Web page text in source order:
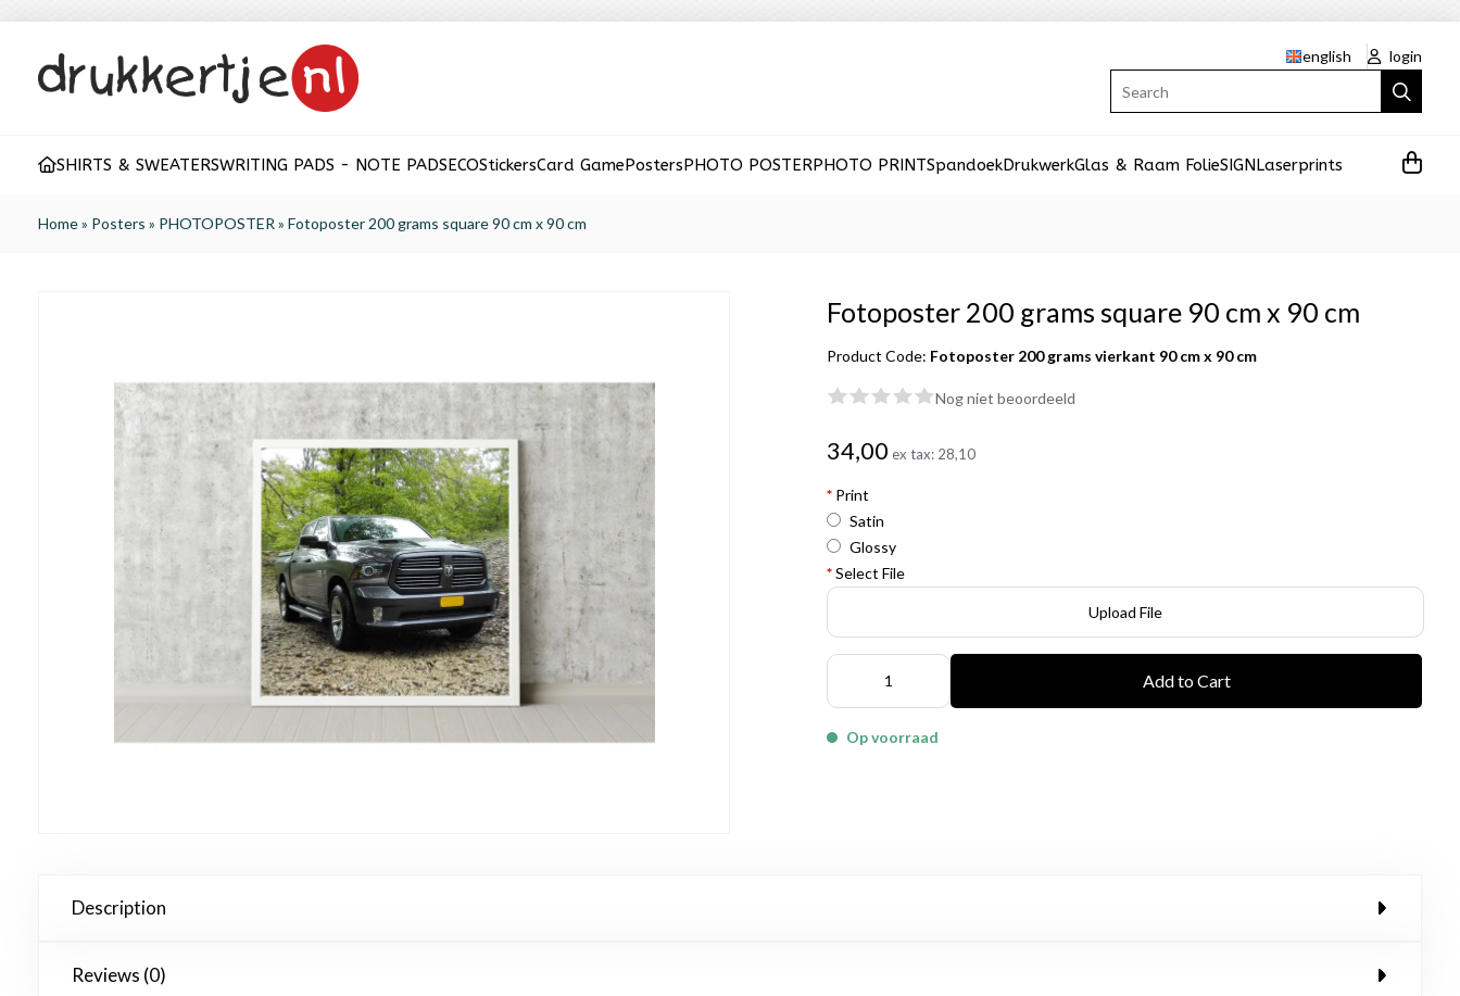
english
login
SHIRTS & SWEATERSWRITING PADS - NOTE PADSECOStickersCard GamePostersPHOTO POSTERPHOTO PRINTSpandoekDrukwerkGlas & Raam FolieSIGNLaserprints
Home» Posters » PHOTOPOSTER » Fotoposter 200 grams square 90 cm x 90 cm
Fotoposter 200 grams square 90 cm x 90 cm
Product Code: Fotoposter 200 grams vierkant 90 cm x 90 cm
Nog niet beoordeeld
34,00 ex tax: 28,10
* Print
Satin
Glossy
*Select File
Upload File
Add to Cart
Op voorraad
Description
Reviews (0)